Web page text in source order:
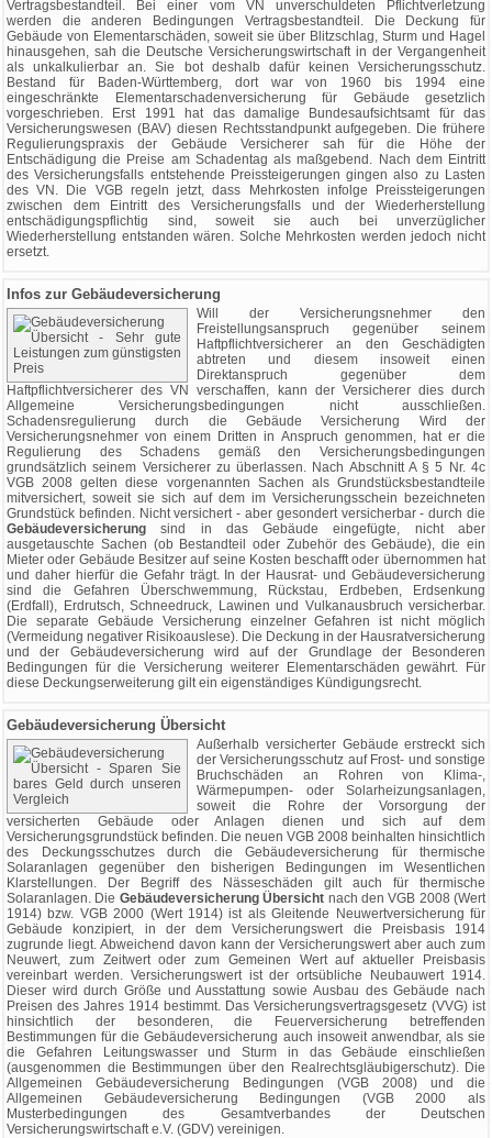
Vertragsbestandteil. Bei einer vom VN unverschuldeten Pflichtverletzung
werden die anderen Bedingungen Vertragsbestandteil. Die Deckung für
Gebäude von Elementarschäden, soweit sie über Blitzschlag, Sturm und Hagel
hinausgehen, sah die Deutsche Versicherungswirtschaft in der Vergangenheit
als unkalkulierbar an. Sie bot deshalb dafür keinen Versicherungsschutz.
Bestand für Baden-Württemberg, dort war von 1960 bis 1994 eine
eingeschränkte Elementarschadenversicherung für Gebäude gesetzlich
vorgeschrieben. Erst 1991 hat das damalige Bundesaufsichtsamt für das
Versicherungswesen (BAV) diesen Rechtsstandpunkt aufgegeben. Die frühere
Regulierungspraxis der Gebäude Versicherer sah für die Höhe der
Entschädigung die Preise am Schadentag als maßgebend. Nach dem Eintritt
des Versicherungsfalls entstehende Preissteigerungen gingen also zu Lasten
des VN. Die VGB regeln jetzt, dass Mehrkosten infolge Preissteigerungen
zwischen dem Eintritt des Versicherungsfalls und der Wiederherstellung
entschädigungspflichtig sind, soweit sie auch bei unverzüglicher
Wiederherstellung entstanden wären. Solche Mehrkosten werden jedoch nicht
ersetzt.
Infos zur Gebäudeversicherung
Will der Versicherungsnehmer den
Freistellungsanspruch gegenüber seinem
Haftpflichtversicherer an den Geschädigten
abtreten und diesem insoweit einen
Direktanspruch gegenüber dem
Haftpflichtversicherer des VN verschaffen, kann der Versicherer dies durch
Allgemeine Versicherungsbedingungen nicht ausschließen.
Schadensregulierung durch die Gebäude Versicherung Wird der
Versicherungsnehmer von einem Dritten in Anspruch genommen, hat er die
Regulierung des Schadens gemäß den Versicherungsbedingungen
grundsätzlich seinem Versicherer zu überlassen. Nach Abschnitt A § 5 Nr. 4c
VGB 2008 gelten diese vorgenannten Sachen als Grundstücksbestandteile
mitversichert, soweit sie sich auf dem im Versicherungsschein bezeichneten
Grundstück befinden. Nicht versichert - aber gesondert versicherbar - durch die
Gebäudeversicherung sind in das Gebäude eingefügte, nicht aber
ausgetauschte Sachen (ob Bestandteil oder Zubehör des Gebäude), die ein
Mieter oder Gebäude Besitzer auf seine Kosten beschafft oder übernommen hat
und daher hierfür die Gefahr trägt. In der Hausrat- und Gebäudeversicherung
sind die Gefahren Überschwemmung, Rückstau, Erdbeben, Erdsenkung
(Erdfall), Erdrutsch, Schneedruck, Lawinen und Vulkanausbruch versicherbar.
Die separate Gebäude Versicherung einzelner Gefahren ist nicht möglich
(Vermeidung negativer Risikoauslese). Die Deckung in der Hausratversicherung
und der Gebäudeversicherung wird auf der Grundlage der Besonderen
Bedingungen für die Versicherung weiterer Elementarschäden gewährt. Für
diese Deckungserweiterung gilt ein eigenständiges Kündigungsrecht.
Gebäudeversicherung Übersicht
Außerhalb versicherter Gebäude erstreckt sich
der Versicherungsschutz auf Frost- und sonstige
Bruchschäden an Rohren von Klima-,
Wärmepumpen- oder Solarheizungsanlagen,
soweit die Rohre der Vorsorgung der
versicherten Gebäude oder Anlagen dienen und sich auf dem
Versicherungsgrundstück befinden. Die neuen VGB 2008 beinhalten hinsichtlich
des Deckungsschutzes durch die Gebäudeversicherung für thermische
Solaranlagen gegenüber den bisherigen Bedingungen im Wesentlichen
Klarstellungen. Der Begriff des Nässeschäden gilt auch für thermische
Solaranlagen. Die Gebäudeversicherung Übersicht nach den VGB 2008 (Wert
1914) bzw. VGB 2000 (Wert 1914) ist als Gleitende Neuwertversicherung für
Gebäude konzipiert, in der dem Versicherungswert die Preisbasis 1914
zugrunde liegt. Abweichend davon kann der Versicherungswert aber auch zum
Neuwert, zum Zeitwert oder zum Gemeinen Wert auf aktueller Preisbasis
vereinbart werden. Versicherungswert ist der ortsübliche Neubauwert 1914.
Dieser wird durch Größe und Ausstattung sowie Ausbau des Gebäude nach
Preisen des Jahres 1914 bestimmt. Das Versicherungsvertragsgesetz (VVG) ist
hinsichtlich der besonderen, die Feuerversicherung betreffenden
Bestimmungen für die Gebäudeversicherung auch insoweit anwendbar, als sie
die Gefahren Leitungswasser und Sturm in das Gebäude einschließen
(ausgenommen die Bestimmungen über den Realrechtsgläubigerschutz). Die
Allgemeinen Gebäudeversicherung Bedingungen (VGB 2008) und die
Allgemeinen Gebäudeversicherung Bedingungen (VGB 2000 als
Musterbedingungen des Gesamtverbandes der Deutschen
Versicherungswirtschaft e.V. (GDV) vereinigen.